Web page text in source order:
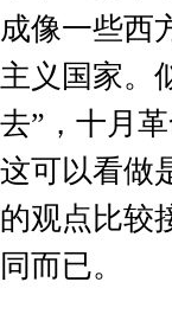
成像一些西
主义国家。
去”，十月
这可以看做
的观点比较
同而已。